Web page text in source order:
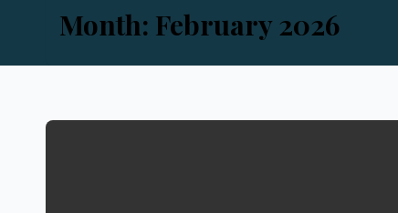
Month: February 2026